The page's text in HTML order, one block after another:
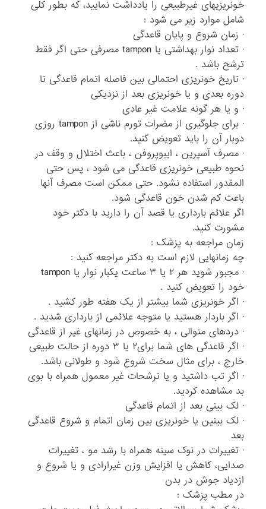
خونریزیهای غیرطبیعی را یادداشت نمایید، که بطور کلی
شامل موارد زیر می شود :
· زمان شروع و پایان قاعدگی
· تعداد نوار بهداشتی یا tampon مصرفی حتی اگر فقط
ترشح باشد .
· تاریخ خونریزی احتمالی بین فاصله اتمام قاعدگی تا
دوره بعدی و یا خونریزی بعد از نزدیکی
· و یا هر گونه علامت غیر عادی
· برای جلوگیری از مضرات تورم ناشی از tampon روزی
دوبار آن را باید تعویض کنید.
· مصرف آسپرین ، ایبوپروفن ، باعث اختلال و وقف در
نحوه طبیعی خونریزی قاعدگی می شود ، پس حتی
المقدور استفاده نشود. حتی ممکن است مصرف آنها
باعث کم شدن خون قاعدگی شود.
اگر علائم بارداری یا قصد آن را دارید با دکتر خود
مشورت کنید.
زمان مراجعه به پزشک :
چه زمانهایی لازم است به دکتر مراجعه کنید :
· مجبور شوید هر ۲ یا ۳ ساعت یکبار نوار یا tampon
خود را تعویض کنید .
· اگر خونریزی شما بیشتر از یک هفته طور کشید .
· اگر باردار هستید یا متوجه علائمی از بارداری شدید .
· دردهای متوالی ، به خصوص در زمانهای غیر از قاعدگی
· اگر قاعدگی های شما برای۲ یا ۳ دوره از حالت طبیعی
خارج ، برای مثال سخت شروع شود و طولانی باشد.
· اگر تب داشتید و یا ترشحات غیر معمول همراه با بوی
بد مشاهده کردید.
· لک بینی بعد از اتمام قاعدگی
· لک بینین یا خونریزی بین زمان اتمام و شروع قاعدگی
بعد
· تغییرات در نوک سینه همراه با رشد مو ، تغییرات
صدایی، کاهش یا افزایش وزن غیرارادی و یا شروع و
ازدیاد جوش در بدن
در مطب پزشک :